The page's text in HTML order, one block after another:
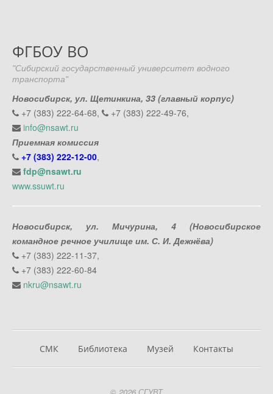
ФГБОУ ВО
"Сибирский государственный университет водного
транспорта"
Новосибирск, ул. Щетинкина, 33 (главный корпус)
+7 (383) 222-64-68,
+7 (383) 222-49-76,
info@nsawt.ru
Приемная комиссия
+7 (383) 222-12-00,
fdp@nsawt.ru
www.ssuwt.ru
Новосибирск, ул. Мичурина, 4 (Новосибирское
командное речное училище им. С. И. Дежнёва)
+7 (383) 222-11-37,
+7 (383) 222-60-84
nkru@nsawt.ru
СМК Библиотека Музей Контакты